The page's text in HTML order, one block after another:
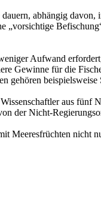
abhängig
„vorsichtige
Aufwand
Gewinne für die
gehören
aus
der Nicht-
Meeresfrüchten